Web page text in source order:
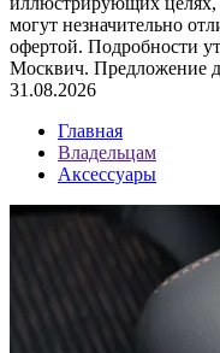
могут незначительно
офертой. Подробности
Москвич. Предложение
31.08.2026
Главная
Владельцам
Аксессуары